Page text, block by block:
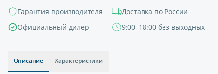
Гарантия производителя
Доставка по России
Официальный дилер
9:00–18:00 без выходных
Описание Характеристики